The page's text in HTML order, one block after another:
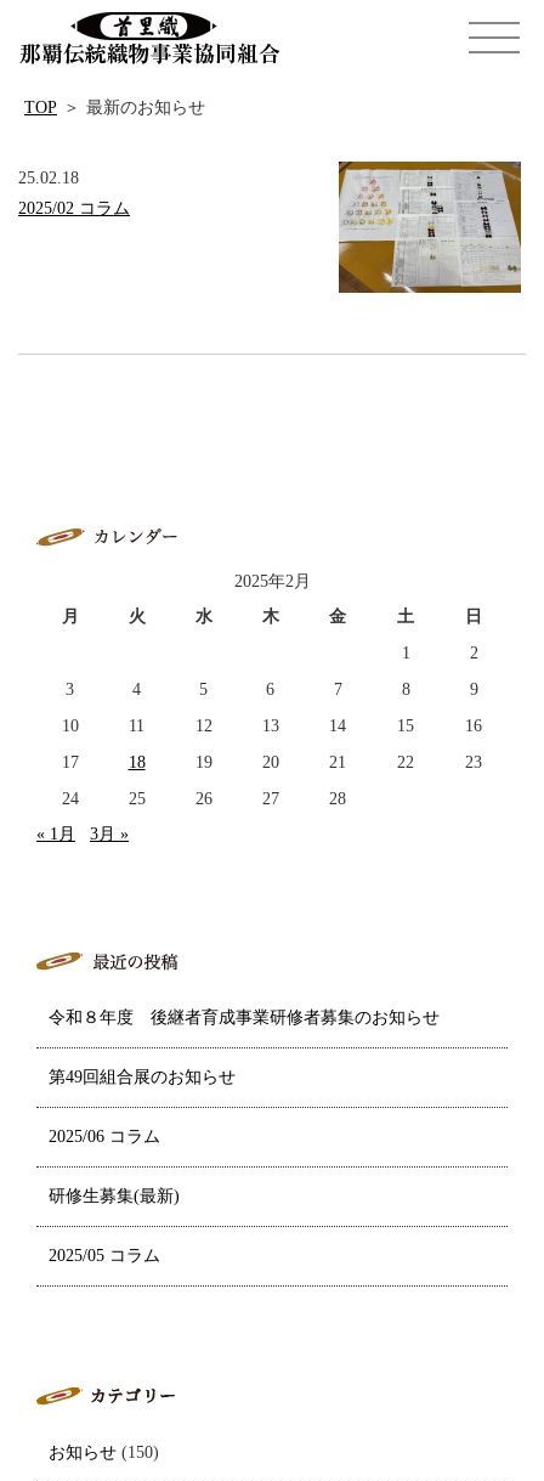
TOP ＞ 最新のお知らせ
25.02.18
2025/02 コラム
2025年2月
月
火 水 木 金 土
日
1
2
3
4 5 6 7 8
9
10
11 12 13 14 15
16
17
18 19 20 21 22
23
24
25 26 27
28
« 1月
3月 »
令和８年度 後継者育成事業研修者募集のお知らせ
第49回組合展のお知らせ
2025/06 コラム
研修生募集(最新)
2025/05 コラム
お知らせ (150)